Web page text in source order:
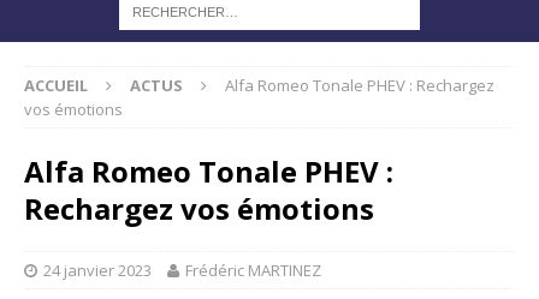
ACCUEIL ACTUS
Alfa Romeo Tonale PHEV : Rechargez
vos émotions
Alfa Romeo Tonale PHEV :
Rechargez vos émotions
24 janvier 2023 Frédéric MARTINEZ